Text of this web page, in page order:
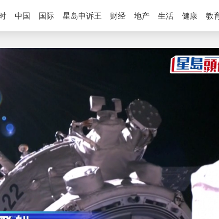
中国 国际 星岛申诉王 财经 地产 生活 健康 教